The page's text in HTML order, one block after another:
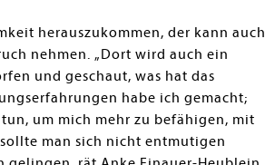
herauszukommen, der kann auch
nehmen. „Dort wird auch ein
und geschaut, was hat das
habe ich gemacht;
um mich mehr zu befähigen, mit
man sich nicht entmutigen